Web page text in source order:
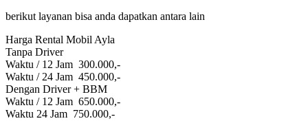
berikut layanan bisa anda dapatkan antara lain
Harga Rental Mobil Ayla
Tanpa Driver
Waktu / 12 Jam 300.000,-
Waktu / 24 Jam 450.000,-
Dengan Driver + BBM
Waktu / 12 Jam 650.000,-
Waktu 24 Jam 750.000,-